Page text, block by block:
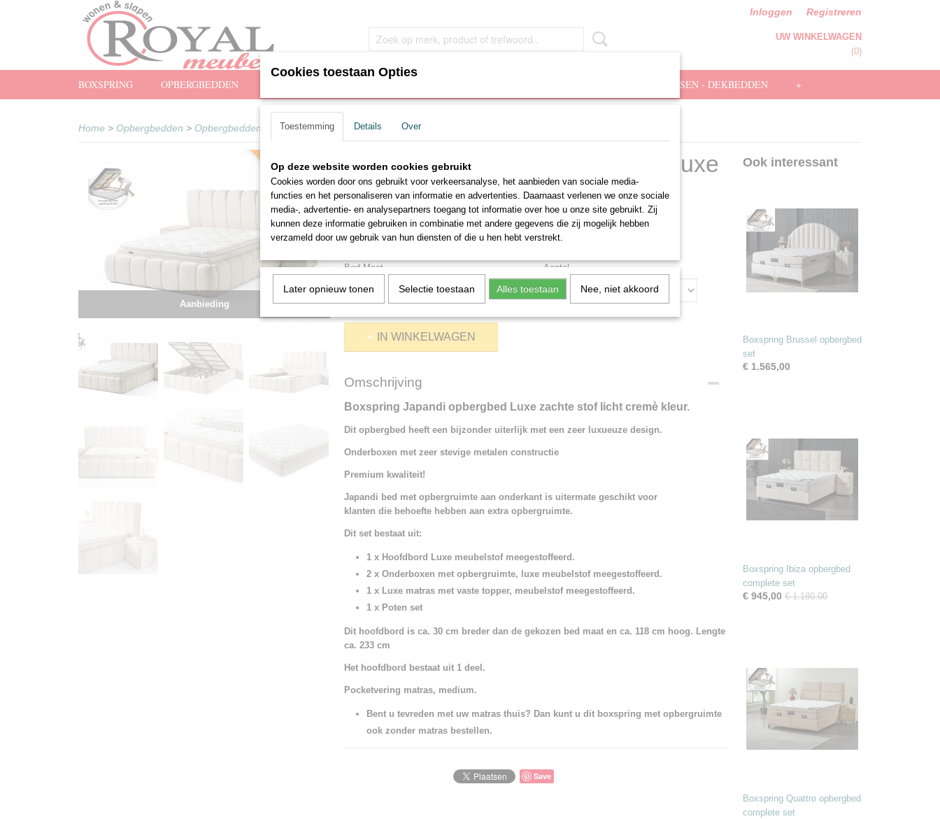
Inloggen Registreren
UW WINKELWAGEN
(0)
BOXSPRING OPBERGBEDDEN HOOFDKUSSEN - DEKBEDDEN +
Home > Opbergbedden > Opbergbedden Met Matras>Boxspring Japandi opbergbed Luxe zachte stof licht cremè
Aanbieding
Snel leverbaar
Boxspring Japandi opbergbed Luxe
zachte stof licht cremè
€ 2350,00 € 1875,00 (inclusief btw 21%)
Bed Maat Aantal
IN WINKELWAGEN
Omschrijving
Boxspring Japandi opbergbed Luxe zachte stof licht cremè kleur.
Dit opbergbed heeft een bijzonder uiterlijk met een zeer luxueuze design.
Onderboxen met zeer stevige metalen constructie
Premium kwaliteit!
Japandi bed met opbergruimte aan onderkant is uitermate geschikt voor
klanten die behoefte hebben aan extra opbergruimte.
Dit set bestaat uit:
1 x Hoofdbord Luxe meubelstof meegestoffeerd.
2 x Onderboxen met opbergruimte, luxe meubelstof meegestoffeerd.
1 x Luxe matras met vaste topper, meubelstof meegestoffeerd.
1 x Poten set
Dit hoofdbord is ca. 30 cm breder dan de gekozen bed maat en ca. 118 cm hoog. Lengte
ca. 233 cm
Het hoofdbord bestaat uit 1 deel.
Pocketvering matras, medium.
Bent u tevreden met uw matras thuis? Dan kunt u dit boxspring met opbergruimte
ook zonder matras bestellen.
Save
Ook interessant
Boxspring Brussel opbergbed
set
€ 1.565,00
Boxspring Ibiza opbergbed
complete set
€ 945,00 € 1.180,00
Boxspring Quattro opbergbed
complete set
Cookies toestaan Opties
Toestemming Details Over
Op deze website worden cookies gebruikt
Cookies worden door ons gebruikt voor verkeersanalyse, het aanbieden van sociale media-
functies en het personaliseren van informatie en advertenties. Daarnaast verlenen we onze sociale
media-, advertentie- en analysepartners toegang tot informatie over hoe u onze site gebruikt. Zij
kunnen deze informatie gebruiken in combinatie met andere gegevens die zij mogelijk hebben
verzameld door uw gebruik van hun diensten of die u hen hebt verstrekt.
Later opnieuw tonen Selectie toestaan Alles toestaan Nee, niet akkoord